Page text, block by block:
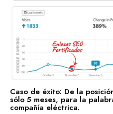
Reserva tu
Contacto
Marquemos
Estás a punto de sentarte
ayudará a marcar tu norte,
Caso de éxito: De la
sólo 5 meses, para la
compañía eléctrica.